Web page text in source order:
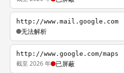
http://www.mail.google.com
无法解析
http://www.google.com/maps
截至 2026 年 已屏蔽